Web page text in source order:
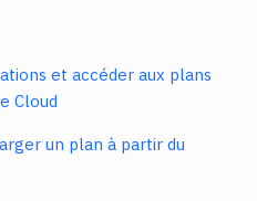
et accéder aux plans
Cloud
un plan à partir du